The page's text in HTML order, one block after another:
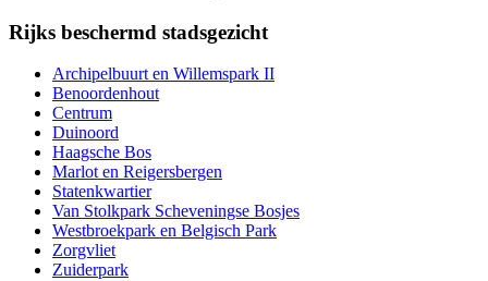
Rijks beschermd stadsgezicht
Archipelbuurt en Willemspark II
Benoordenhout
Centrum
Duinoord
Haagsche Bos
Marlot en Reigersbergen
Statenkwartier
Van Stolkpark Scheveningse Bosjes
Westbroekpark en Belgisch Park
Zorgvliet
Zuiderpark